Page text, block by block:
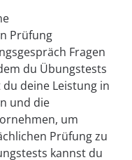
Prüfung
Fragen
du Übungstests
deine Leistung in
und die
um
Prüfung zu
kannst du